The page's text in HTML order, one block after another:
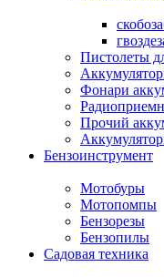
Пистолеты
Фонари
Прочий
Бензоинструмент
Мотобуры
Мотопомпы
Бензорезы
Бензопилы
Садовая техника